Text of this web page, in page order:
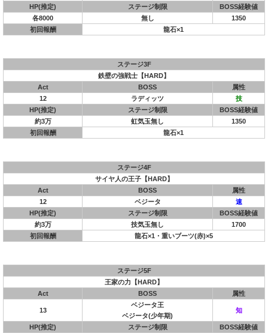
HP(推定)
ステージ制限
BOSS経験値
各8000
無し
1350
初回報酬
龍石×1
ステージ3F
鉄壁の強戦士【HARD】
Act
BOSS
属性
12
ラディッツ
技
HP(推定)
ステージ制限
BOSS経験値
約3万
虹気玉無し
1350
初回報酬
龍石×1
ステージ4F
サイヤ人の王子【HARD】
Act
BOSS
属性
12
ベジータ
速
HP(推定)
ステージ制限
BOSS経験値
約3万
技気玉無し
1700
初回報酬
龍石×1・重いブーツ(赤)×5
ステージ5F
王家の力【HARD】
Act
BOSS 属性
13
ベジータ王
ベジータ(少年期)
知
HP(推定) ステージ制限 BOSS経験値